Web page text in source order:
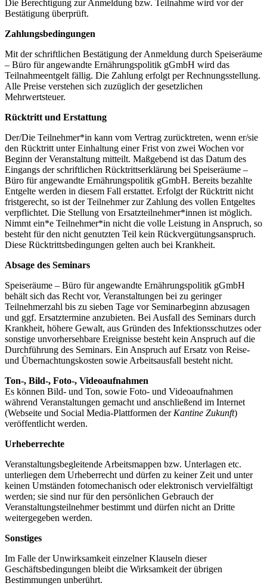
Die Berechtigung zur Anmeldung bzw. Teilnahme wird vor der
Bestätigung überprüft.
Zahlungsbedingungen
Mit der schriftlichen Bestätigung der Anmeldung durch Speiseräume
– Büro für angewandte Ernährungspolitik gGmbH wird das
Teilnahmeentgelt fällig. Die Zahlung erfolgt per Rechnungsstellung.
Alle Preise verstehen sich zuzüglich der gesetzlichen
Mehrwertsteuer.
Rücktritt und Erstattung
Der/Die Teilnehmer*in kann vom Vertrag zurücktreten, wenn er/sie
den Rücktritt unter Einhaltung einer Frist von zwei Wochen vor
Beginn der Veranstaltung mitteilt. Maßgebend ist das Datum des
Eingangs der schriftlichen Rücktrittserklärung bei Speiseräume –
Büro für angewandte Ernährungspolitik gGmbH. Bereits bezahlte
Entgelte werden in diesem Fall erstattet. Erfolgt der Rücktritt nicht
fristgerecht, so ist der Teilnehmer zur Zahlung des vollen Entgeltes
verpflichtet. Die Stellung von Ersatzteilnehmer*innen ist möglich.
Nimmt ein*e Teilnehmer*in nicht die volle Leistung in Anspruch, so
besteht für den nicht genutzten Teil kein Rückvergütungsanspruch.
Diese Rücktrittsbedingungen gelten auch bei Krankheit.
Absage des Seminars
Speiseräume – Büro für angewandte Ernährungspolitik gGmbH
behält sich das Recht vor, Veranstaltungen bei zu geringer
Teilnehmerzahl bis zu sieben Tage vor Seminarbeginn abzusagen
und ggf. Ersatztermine anzubieten. Bei Ausfall des Seminars durch
Krankheit, höhere Gewalt, aus Gründen des Infektionsschutzes oder
sonstige unvorhersehbare Ereignisse besteht kein Anspruch auf die
Durchführung des Seminars. Ein Anspruch auf Ersatz von Reise-
und Übernachtungskosten sowie Arbeitsausfall besteht nicht.
Ton-, Bild-, Foto-, Videoaufnahmen
Es können Bild- und Ton, sowie Foto- und Videoaufnahmen
während Veranstaltungen gemacht und anschließend im Internet
(Webseite und Social Media-Plattformen derKantine Zukunft)
veröffentlicht werden.
Urheberrechte
Veranstaltungsbegleitende Arbeitsmappen bzw. Unterlagen etc.
unterliegen dem Urheberrecht und dürfen zu keiner Zeit und unter
keinen Umständen fotomechanisch oder elektronisch vervielfältigt
werden; sie sind nur für den persönlichen Gebrauch der
Veranstaltungsteilnehmer bestimmt und dürfen nicht an Dritte
weitergegeben werden.
Sonstiges
Im Falle der Unwirksamkeit einzelner Klauseln dieser
Geschäftsbedingungen bleibt die Wirksamkeit der übrigen
Bestimmungen unberührt.